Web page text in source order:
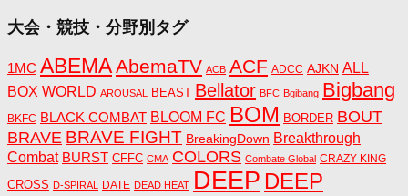
大会・競技・分野別タグ
1MC ABEMAAbemaTV ACB ACF ADCC AJKN ALL
BOX WORLD AROUSAL BEAST Bellator BFC Bgibang Bigbang
BKFC BLACK COMBAT BLOOM FC BOM BORDER BOUT
BRAVE BRAVE FIGHT BreakingDown Breakthrough
Combat BURST CFFC CMA COLORS Combate Global CRAZY KING
CROSS D-SPIRAL DATE DEAD HEAT DEEP DEEP